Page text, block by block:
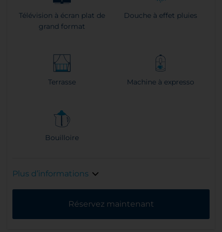
Télévision à écran plat de
grand format
Douche à effet pluies
Terrasse Machine à expresso
Bouilloire
Plus d’informations
Réservez maintenant